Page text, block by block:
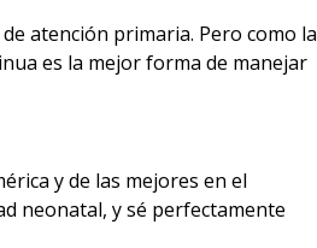
atención primaria. Pero como la
es la mejor forma de manejar
y de las mejores en el
neonatal, y sé perfectamente